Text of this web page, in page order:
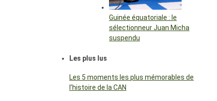
Guinée équatoriale : le
sélectionneur Juan Micha
suspendu
Les plus lus
Les 5 moments les plus mémorables de
l’histoire de la CAN